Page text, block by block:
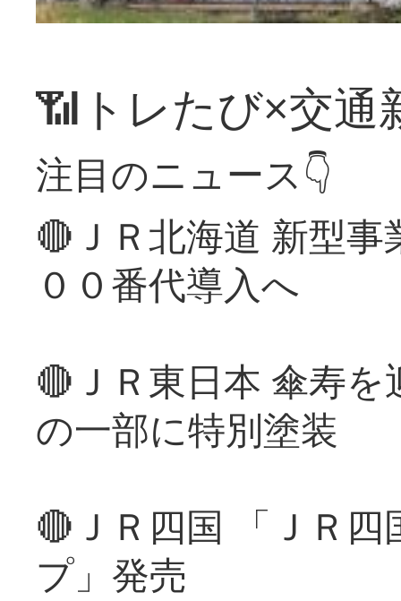
📶トレたび×交通
注目のニュース👇
🔴ＪＲ北海道 新型
００番代導入へ
🔴ＪＲ東日本 傘寿
の一部に特別塗装
🔴ＪＲ四国 「ＪＲ
プ」発売